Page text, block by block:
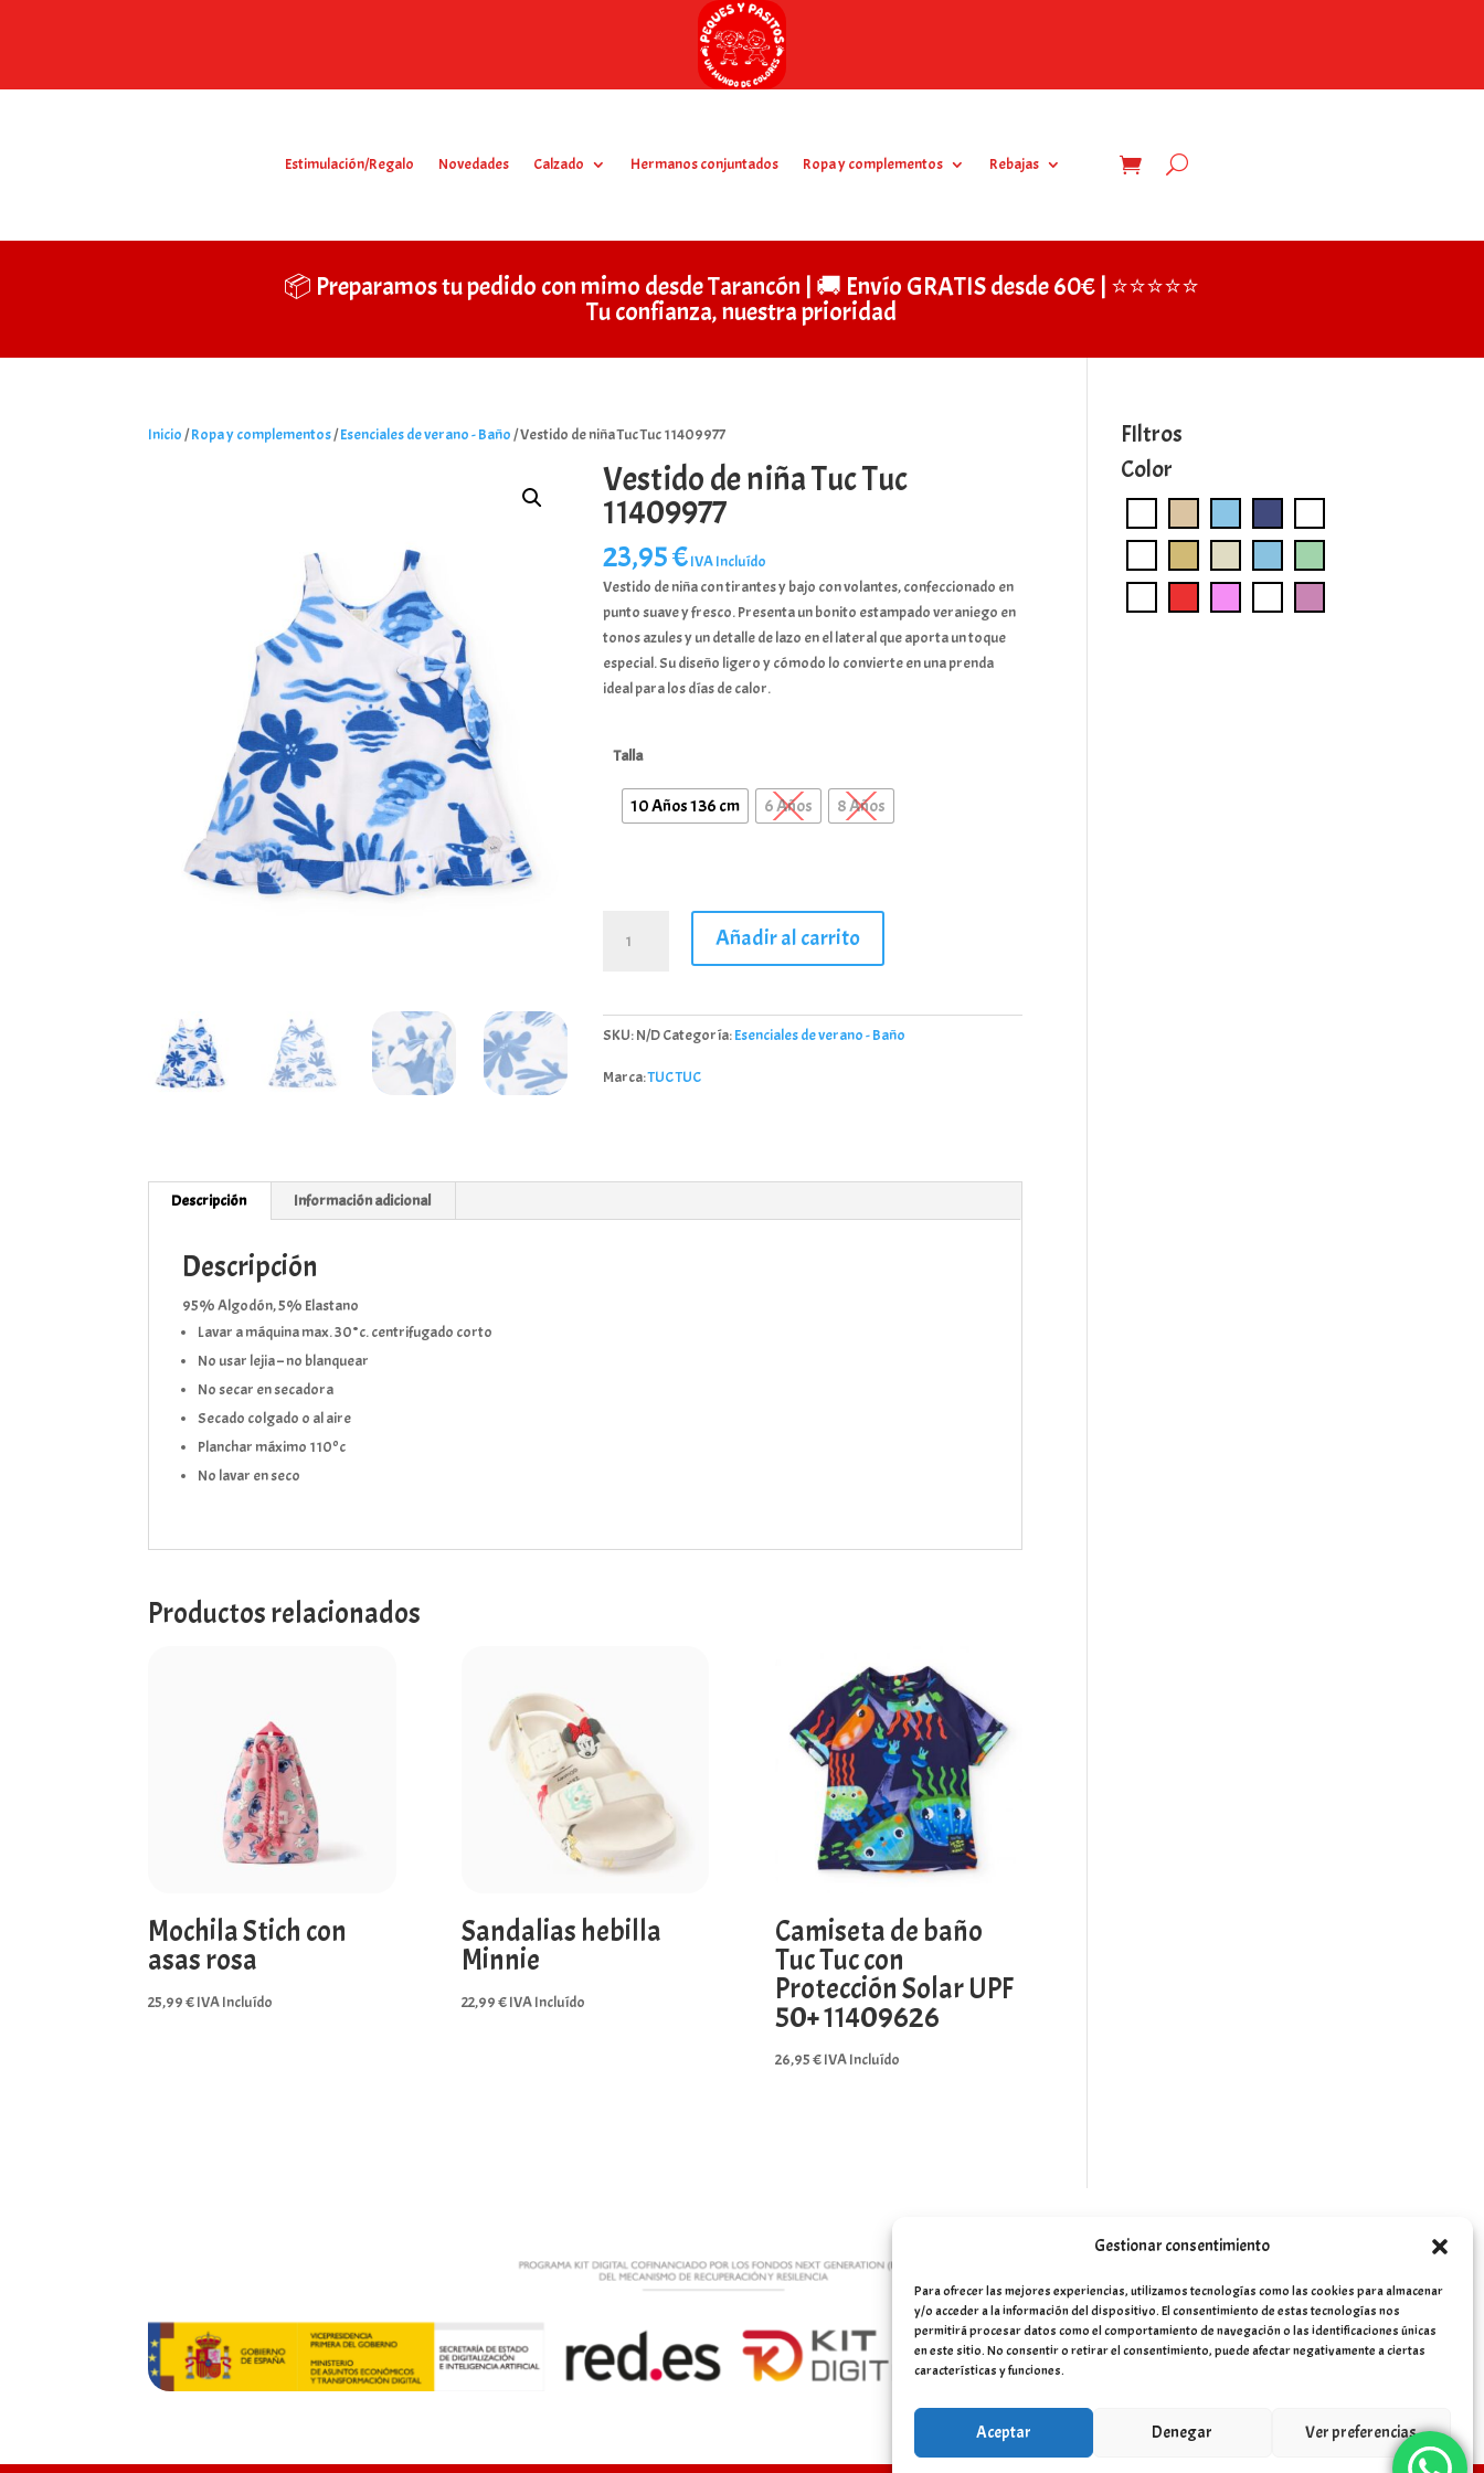
Gestionar consentimiento
Para ofrecer las mejores experiencias, utilizamos tecnologías como las cookies para almacenar
y/o acceder a la información del dispositivo. El consentimiento de estas tecnologías nos
permitirá procesar datos como el comportamiento de navegación o las identificaciones únicas
en este sitio. No consentir o retirar el consentimiento, puede afectar negativamente a ciertas
características y funciones.
Aceptar Denegar Ver preferencias
Estimulación/Regalo Novedades Calzado Hermanos conjuntados Ropa y complementos Rebajas
📦 Preparamos tu pedido con mimo desde Tarancón | 🚚 Envío GRATIS desde 60€ | ⭐⭐⭐⭐⭐
Tu confianza, nuestra prioridad
Inicio/Ropa y complementos/Esenciales de verano - Baño/ Vestido de niña Tuc Tuc 11409977
Vestido de niña Tuc Tuc
11409977
23,95€IVA Incluído
Vestido de niña con tirantes y bajo con volantes, confeccionado en
punto suave y fresco. Presenta un bonito estampado veraniego en
tonos azules y un detalle de lazo en el lateral que aporta un toque
especial. Su diseño ligero y cómodo lo convierte en una prenda
ideal para los días de calor.
Talla
10 Años 136 cm 6 Años 8 Años
cantidad
Añadir al carrito
SKU:N/DCategoría:Esenciales de verano - Baño
Marca:TUC TUC
Descripción Información adicional
Descripción
95% Algodón, 5% Elastano
Lavar a máquina max. 30°c. centrifugado corto
No usar lejia – no blanquear
No secar en secadora
Secado colgado o al aire
Planchar máximo 110ºc
No lavar en seco
Productos relacionados
Mochila Stich con
asas rosa
25,99€IVA Incluído
Sandalias hebilla
Minnie
22,99€IVA Incluído
Camiseta de baño
Tuc Tuc con
Protección Solar UPF
50+ 11409626
26,95€ IVA Incluído
FIltros
Color